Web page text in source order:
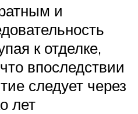
и
к отделке,
впоследствии
следует через
лет